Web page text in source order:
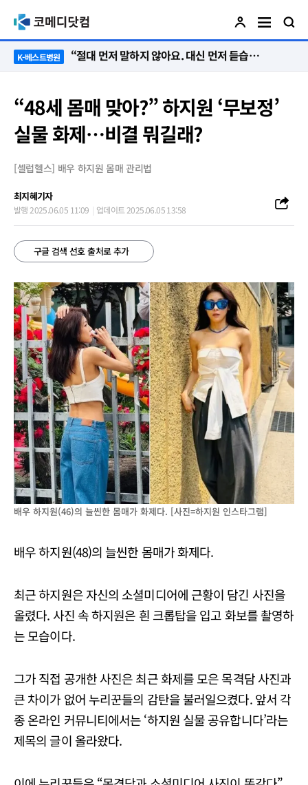
K-베스트병원 “절대 먼저 말하지 않아요. 대신 먼저 듣습니다”
“48세 몸매 맞아?” 하지원 ‘무보정’
실물 화제…비결 뭐길래?
[셀럽헬스] 배우 하지원 몸매 관리법
최지혜기자
발행 2025.06.05 11:09 업데이트 2025.06.05 13:58
구글 검색 선호 출처로 추가
배우 하지원(46)의 늘씬한 몸매가 화제다. [사진=하지원 인스타그램]
배우 하지원(48)의 늘씬한 몸매가 화제다.
최근 하지원은 자신의 소셜미디어에 근황이 담긴 사진을
올렸다. 사진 속 하지원은 흰 크롭탑을 입고 화보를 촬영하
는 모습이다.
그가 직접 공개한 사진은 최근 화제를 모은 목격담 사진과
큰 차이가 없어 누리꾼들의 감탄을 불러일으켰다. 앞서 각
종 온라인 커뮤니티에서는 ‘하지원 실물 공유합니다’라는
제목의 글이 올라왔다.